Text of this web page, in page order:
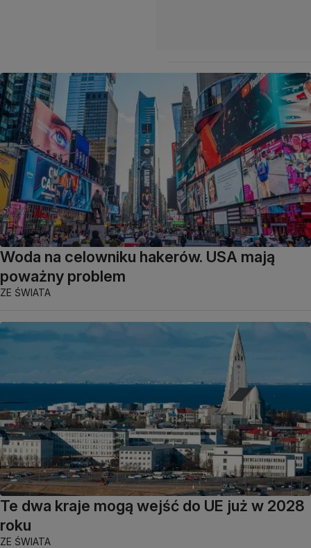
Woda na celowniku hakerów. USA mają
poważny problem
ZE ŚWIATA
Te dwa kraje mogą wejść do UE już w 2028
roku
ZE ŚWIATA